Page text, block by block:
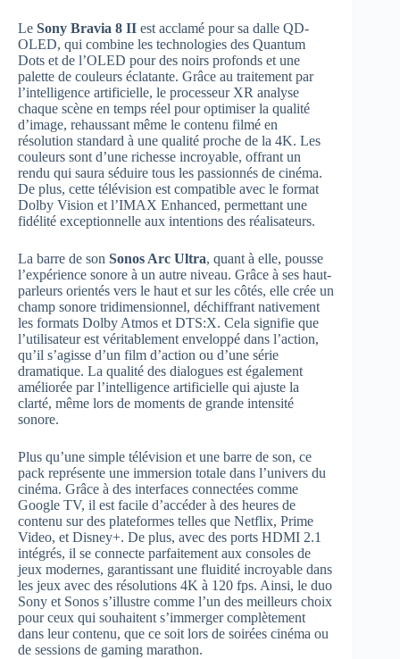
Le Sony Bravia 8 II est acclamé pour sa dalle QD-
OLED, qui combine les technologies des Quantum
Dots et de l’OLED pour des noirs profonds et une
palette de couleurs éclatante. Grâce au traitement par
l’intelligence artificielle, le processeur XR analyse
chaque scène en temps réel pour optimiser la qualité
d’image, rehaussant même le contenu filmé en
résolution standard à une qualité proche de la 4K. Les
couleurs sont d’une richesse incroyable, offrant un
rendu qui saura séduire tous les passionnés de cinéma.
De plus, cette télévision est compatible avec le format
Dolby Vision et l’IMAX Enhanced, permettant une
fidélité exceptionnelle aux intentions des réalisateurs.
La barre de son Sonos Arc Ultra, quant à elle, pousse
l’expérience sonore à un autre niveau. Grâce à ses haut-
parleurs orientés vers le haut et sur les côtés, elle crée un
champ sonore tridimensionnel, déchiffrant nativement
les formats Dolby Atmos et DTS:X. Cela signifie que
l’utilisateur est véritablement enveloppé dans l’action,
qu’il s’agisse d’un film d’action ou d’une série
dramatique. La qualité des dialogues est également
améliorée par l’intelligence artificielle qui ajuste la
clarté, même lors de moments de grande intensité
sonore.
Plus qu’une simple télévision et une barre de son, ce
pack représente une immersion totale dans l’univers du
cinéma. Grâce à des interfaces connectées comme
Google TV, il est facile d’accéder à des heures de
contenu sur des plateformes telles que Netflix, Prime
Video, et Disney+. De plus, avec des ports HDMI 2.1
intégrés, il se connecte parfaitement aux consoles de
jeux modernes, garantissant une fluidité incroyable dans
les jeux avec des résolutions 4K à 120 fps. Ainsi, le duo
Sony et Sonos s’illustre comme l’un des meilleurs choix
pour ceux qui souhaitent s’immerger complètement
dans leur contenu, que ce soit lors de soirées cinéma ou
de sessions de gaming marathon.